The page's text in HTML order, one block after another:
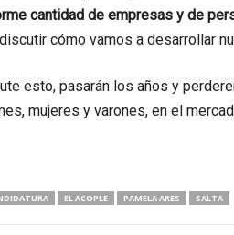
cantidad de empresas y de
cómo vamos a desarrollar
esto, pasarán los años y
mujeres y varones, en el
EL ACOPLE PAMELA ARES SALTA